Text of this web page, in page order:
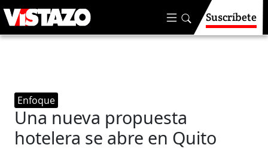
Suscríbete
Enfoque
Una nueva propuesta
hotelera se abre en Quito